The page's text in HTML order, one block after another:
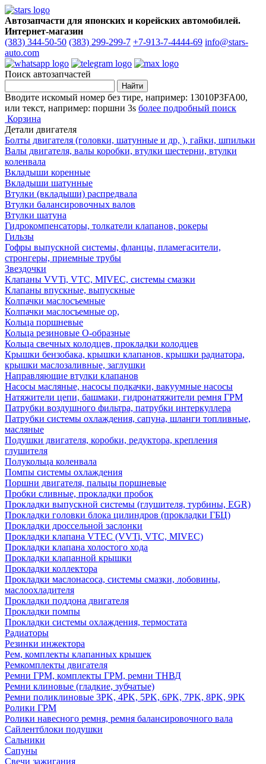
Автозапчасти для японских и корейских автомобилей.
Интернет-магазин
(383) 344-50-50 (383) 299-299-7 +7-913-7-4444-69 info@stars-
auto.com
Поиск автозапчастей
Вводите искомый номер без тире, например: 13010P3FA00,
или текст, например: поршни 3s более подробный поиск
Корзина
Детали двигателя
Болты двигателя (головки, шатунные и др, ), гайки, шпильки
Валы двигателя, валы коробки, втулки шестерни, втулки
коленвала
Вкладыши коренные
Вкладыши шатунные
Втулки (вкладыши) распредвала
Втулки балансировочных валов
Втулки шатуна
Гидрокомпенсаторы, толкатели клапанов, рокеры
Гильзы
Гофры выпускной системы, фланцы, пламегасители,
стронгеры, приемные трубы
Звездочки
Клапаны VVTi, VTC, MIVEC, системы смазки
Клапаны впускные, выпускные
Колпачки маслосъемные
Колпачки маслосъемные ор,
Кольца поршневые
Кольца резиновые О-образные
Кольца свечных колодцев, прокладки колодцев
Крышки бензобака, крышки клапанов, крышки радиатора,
крышки маслозаливные, заглушки
Направляющие втулки клапанов
Насосы масляные, насосы подкачки, вакуумные насосы
Натяжители цепи, башмаки, гидронатяжители ремня ГРМ
Патрубки воздушного фильтра, патрубки интеркуллера
Патрубки системы охлаждения, сапуна, шланги топливные,
масляные
Подушки двигателя, коробки, редуктора, крепления
глушителя
Полукольца коленвала
Помпы системы охлаждения
Поршни двигателя, пальцы поршневые
Пробки сливные, прокладки пробок
Прокладки выпускной системы (глушителя, турбины, EGR)
Прокладки головки блока цилиндров (прокладки ГБЦ)
Прокладки дроссельной заслонки
Прокладки клапана VTEC (VVTi, VTC, MIVEC)
Прокладки клапана холостого хода
Прокладки клапанной крышки
Прокладки коллектора
Прокладки маслонасоса, системы смазки, лобовины,
маслоохладителя
Прокладки поддона двигателя
Прокладки помпы
Прокладки системы охлаждения, термостата
Радиаторы
Резинки инжектора
Рем, комплекты клапанных крышек
Ремкомплекты двигателя
Ремни ГРМ, комплекты ГРМ, ремни ТНВД
Ремни клиновые (гладкие, зубчатые)
Ремни поликлиновые 3PK, 4PK, 5PK, 6PK, 7PK, 8PK, 9PK
Ролики ГРМ
Ролики навесного ремня, ремня балансировочного вала
Сайлентблоки подушки
Сальники
Сапуны
Свечи зажигания